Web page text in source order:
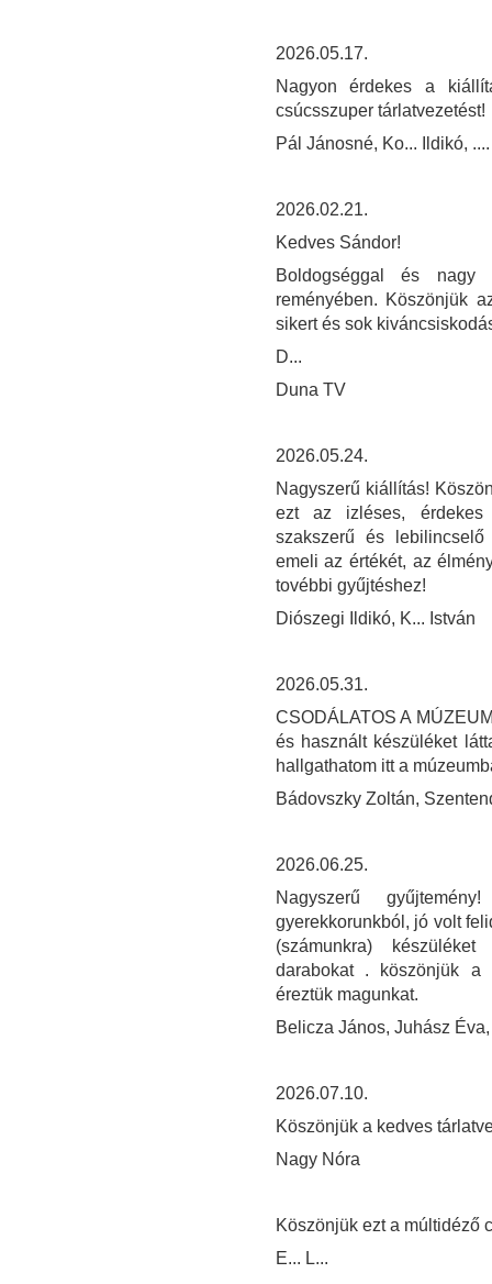
2026.05.17.
Nagyon érdekes a
csúcsszuper tárlatvezetést!
Pál Jánosné, Ko... Ildikó,
2026.02.21.
Kedves Sándor!
Boldogséggal és nagy
reményében. Köszönjük
sikert és sok
D...
Duna TV
2026.05.24.
Nagyszerű kiállítás!
ezt az izléses, érdekes
szakszerű és
emeli az értékét, az
tovébbi gyűjtéshez!
Diószegi Ildikó, K... István
2026.05.31.
CSODÁLATOS A
és használt készüléket
hallgathatom itt a
Bádovszky Zoltán,
2026.06.25.
Nagyszerű
gyerekkorunkból, jó volt
(számunkra)
darabokat . köszönjük a
éreztük magunkat.
Belicza János, Juhász
2026.07.10.
Köszönjük a kedves
Nagy Nóra
Köszönjük ezt a múltidéző
E... L...